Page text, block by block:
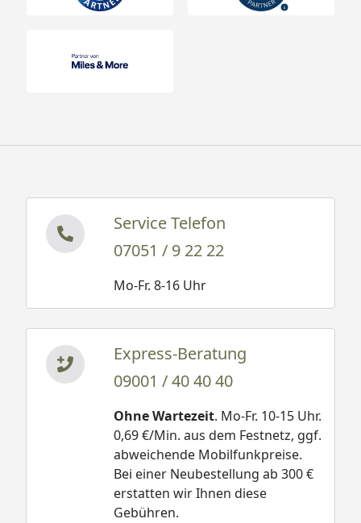
Service Telefon
07051 / 9 22 22
Mo-Fr. 8-16 Uhr
Express-Beratung
09001 / 40 40 40
Ohne Wartezeit. Mo-Fr. 10-15 Uhr.
0,69 €/Min. aus dem Festnetz, ggf.
abweichende Mobilfunkpreise.
Bei einer Neubestellung ab 300 €
erstatten wir Ihnen diese
Gebühren.